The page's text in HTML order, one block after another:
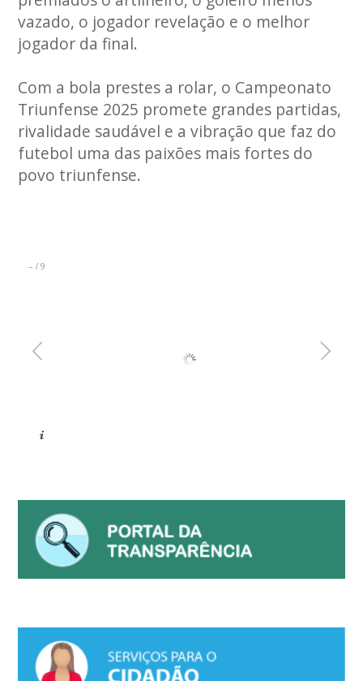
vazado, o jogador revelação e o melhor
jogador da final.
Com a bola prestes a rolar, o Campeonato
Triunfense 2025 promete grandes partidas,
rivalidade saudável e a vibração que faz do
futebol uma das paixões mais fortes do
povo triunfense.
– /9